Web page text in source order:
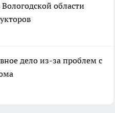
области
дело из-за проблем с